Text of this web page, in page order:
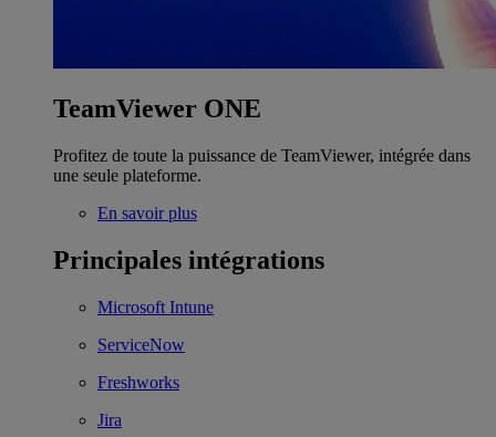
TeamViewer ONE
Profitez de toute la puissance de TeamViewer, intégrée dans
une seule plateforme.
En savoir plus
Principales intégrations
Microsoft Intune
ServiceNow
Freshworks
Jira